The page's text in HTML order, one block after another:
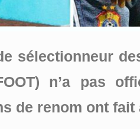
sélectionneur
n’a pas
de renom ont fait